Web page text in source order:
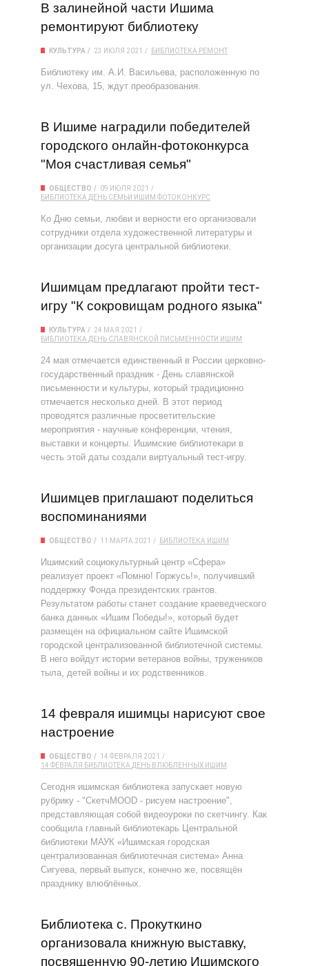
В залинейной части Ишима
ремонтируют библиотеку
КУЛЬТУРА 23 ИЮЛЯ 2021 БИБЛИОТЕКА РЕМОНТ
Библиотеку им. А.И. Васильева, расположенную по
ул. Чехова, 15, ждут преобразования.
В Ишиме наградили победителей
городского онлайн-фотоконкурса
"Моя счастливая семья"
ОБЩЕСТВО
09 ИЮЛЯ 2021
БИБЛИОТЕКА ДЕНЬ СЕМЬИ ИШИМ ФОТОКОНКУРС
Ко Дню семьи, любви и верности его организовали
сотрудники отдела художественной литературы и
организации досуга центральной библиотеки.
Ишимцам предлагают пройти тест-
игру "К сокровищам родного языка"
КУЛЬТУРА
24 МАЯ 2021
БИБЛИОТЕКА ДЕНЬ СЛАВЯНСКОЙ ПИСЬМЕННОСТИ ИШИМ
24 мая отмечается единственный в России церковно-
государственный праздник - День славянской
письменности и культуры, который традиционно
отмечается несколько дней. В этот период
проводятся различные просветительские
мероприятия - научные конференции, чтения,
выставки и концерты. Ишимские библиотекари в
честь этой даты создали виртуальный тест-игру.
Ишимцев приглашают поделиться
воспоминаниями
ОБЩЕСТВО 11 МАРТА 2021 БИБЛИОТЕКА ИШИМ
Ишимский социокультурный центр «Сфера»
реализует проект «Помню! Горжусь!», получивший
поддержку Фонда президентских грантов.
Результатом работы станет создание краеведческого
банка данных «Ишим Победы!», который будет
размещен на официальном сайте Ишимской
городской централизованной библиотечной системы.
В него войдут истории ветеранов войны, тружеников
тыла, детей войны и их родственников.
14 февраля ишимцы нарисуют свое
настроение
ОБЩЕСТВО
14 ФЕВРАЛЯ 2021
14 ФЕВРАЛЯ БИБЛИОТЕКА ДЕНЬ ВЛЮБЛЕННЫХ ИШИМ
Сегодня ишимская библиотека запускает новую
рубрику - "СкетчMOOD - рисуем настроение",
представляющая собой видеоуроки по скетчингу. Как
сообщила главный библиотекарь Центральной
библиотеки МАУК «Ишимская городская
централизованная библиотечная система» Анна
Сигуева, первый выпуск, конечно же, посвящён
празднику влюблённых.
Библиотека с. Прокуткино
организовала книжную выставку,
посвященную 90-летию Ишимского